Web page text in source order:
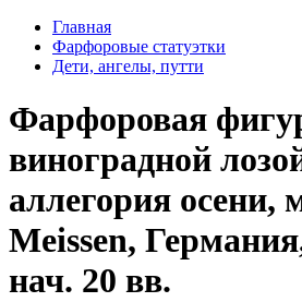
Главная
Фарфоровые статуэтки
Дети, ангелы, путти
Фарфоровая
виноградной
аллегория осени,
Meissen,
нач. 20 вв.